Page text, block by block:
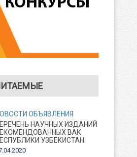
ОБЪЯВЛЕНИЯ
НАУЧНЫХ ИЗДАНИЙ
ВАК
УЗБЕКИСТАН